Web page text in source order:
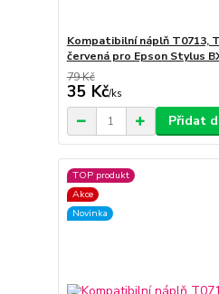
Kompatibilní náplň T0713,
červená pro Epson Stylus
79 Kč
35 Kč/ks
Přidat
TOP produkt
Akce
Novinka